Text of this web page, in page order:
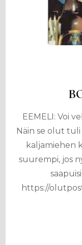
EEMELI: Voi
Näin se olut tuli
kaljamiehen
suurempi, jos
https://